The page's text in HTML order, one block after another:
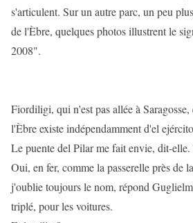
s'articulent. Sur un autre parc, un peu
de l'Èbre, quelques photos illustrent le
2008".
Fiordiligi, qui n'est pas allée à Saragosse,
l'Èbre existe indépendamment d'el
Le puente del Pilar me fait envie, dit-elle.
Oui, en fer, comme la passerelle près de
j'oublie toujours le nom, répond
triplé, pour les voitures.